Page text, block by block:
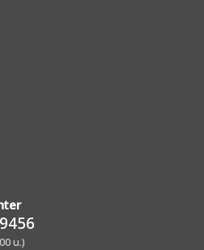
น.)